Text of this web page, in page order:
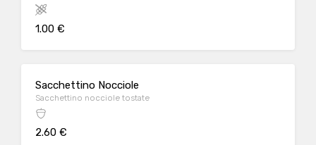
1.00 €
Sacchettino Nocciole
Sacchettino nocciole tostate
2.60 €